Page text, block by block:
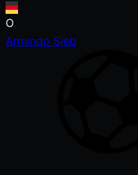
O
Armindo Sieb